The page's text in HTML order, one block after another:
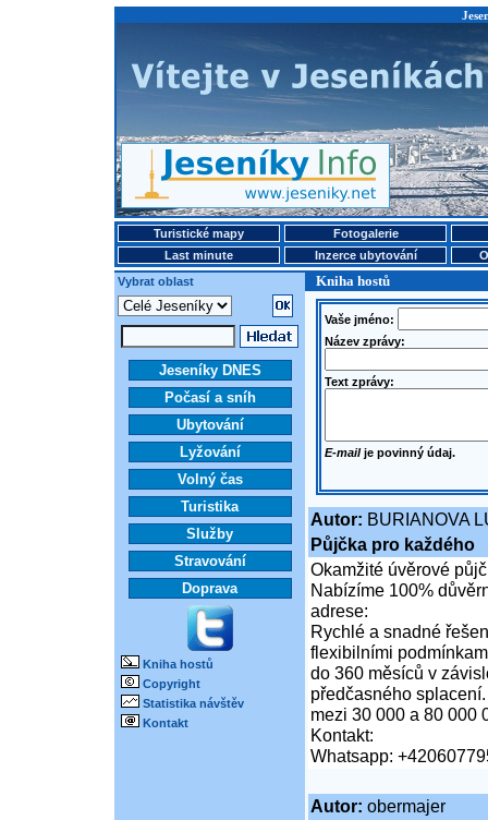
Turistické mapy
Fotogalerie
Last minute
Inzerce ubytování
Vybrat oblast
Kniha hostů
Jeseníky DNES
Počasí a sníh
Ubytování
Lyžování
Volný čas
Turistika
Služby
Stravování
Doprava
Kniha hostů
Copyright
Statistika návštěv
Kontakt
Vaše jméno:
Název zprávy:
Text zprávy:
E-mailje povinný údaj.
Autor: BURIANOVA
Půjčka pro každého
Okamžité úvěrové
Nabízíme 100%
adrese:
Rychlé a snadné
flexibilními
do 360 měsíců v
předčasného
mezi 30 000 a 80 000
Kontakt:
Whatsapp:
Autor: obermajer